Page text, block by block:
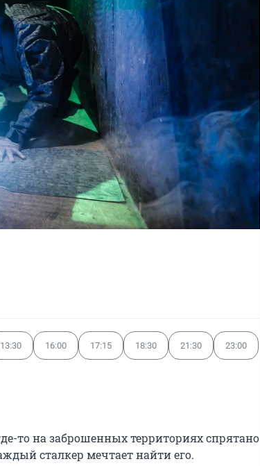
13:30 16:00 17:15 18:30 21:30 23:00
то на заброшенных территориях спрятано
сталкер мечтает найти его.